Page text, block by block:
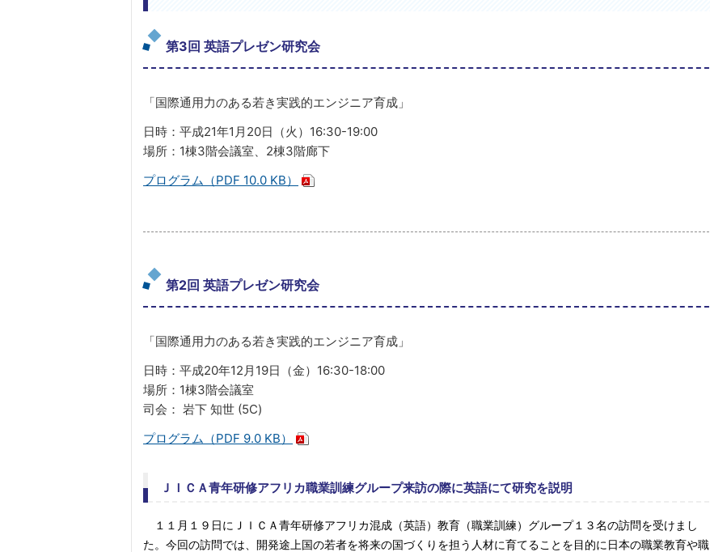
第3回 英語プレゼン研究会
「国際通用力のある若き実践的エンジニア育成」
日時：平成21年1月20日（火）16:30-19:00
場所：1棟3階会議室、2棟3階廊下
プログラム（PDF 10.0 KB）
第2回 英語プレゼン研究会
「国際通用力のある若き実践的エンジニア育成」
日時：平成20年12月19日（金）16:30-18:00
場所：1棟3階会議室
司会： 岩下 知世 (5C)
プログラム（PDF 9.0 KB）
ＪＩＣＡ青年研修アフリカ職業訓練グループ来訪の際に英語にて研究を説明
１１月１９日にＪＩＣＡ青年研修アフリカ混成（英語）教育（職業訓練）グループ１３名の訪問を受けまし
た。今回の訪問では、開発途上国の若者を将来の国づくりを担う人材に育てることを目的に日本の職業教育や職